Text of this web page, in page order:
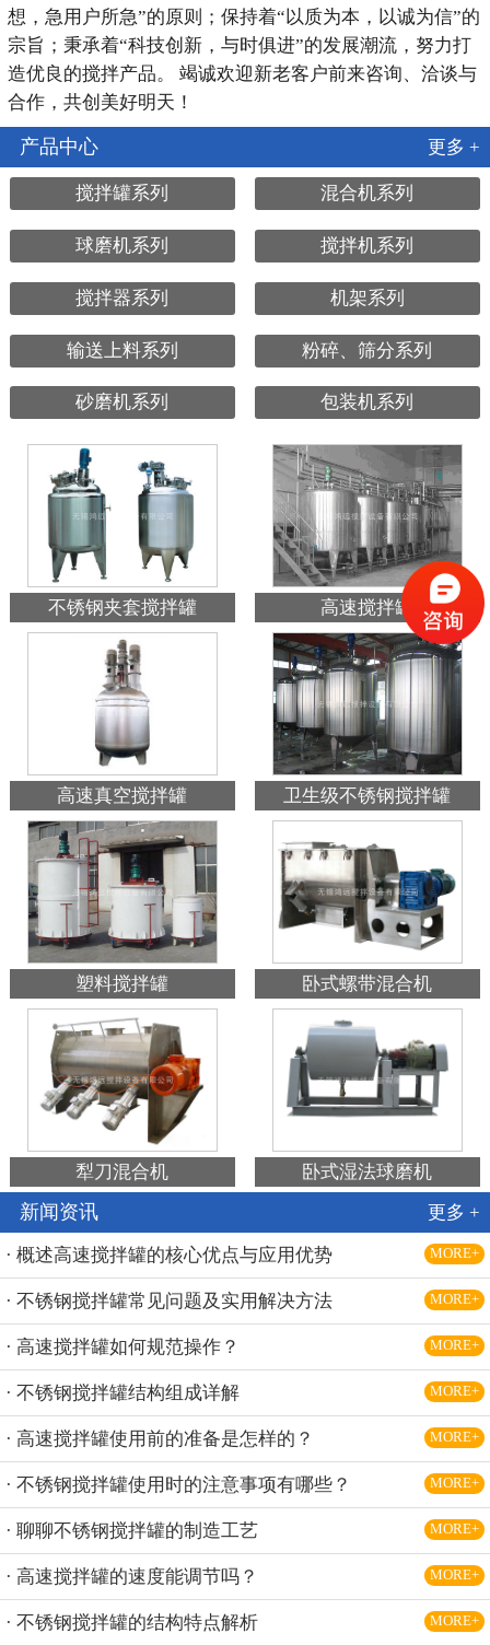
想，急用户所急”的原则；保持着“以质为本，以诚为信”的
宗旨；秉承着“科技创新，与时俱进”的发展潮流，努力打
造优良的搅拌产品。 竭诚欢迎新老客户前来咨询、洽谈与
合作，共创美好明天！
产品中心 更多 +
搅拌罐系列 混合机系列
球磨机系列 搅拌机系列
搅拌器系列 机架系列
输送上料系列 粉碎、筛分系列
砂磨机系列 包装机系列
不锈钢夹套搅拌罐 高速搅拌罐
高速真空搅拌罐 卫生级不锈钢搅拌罐
塑料搅拌罐 卧式螺带混合机
犁刀混合机 卧式湿法球磨机
新闻资讯 更多 +
· 概述高速搅拌罐的核心优点与应用优势 MORE+
· 不锈钢搅拌罐常见问题及实用解决方法 MORE+
· 高速搅拌罐如何规范操作？ MORE+
· 不锈钢搅拌罐结构组成详解 MORE+
· 高速搅拌罐使用前的准备是怎样的？ MORE+
· 不锈钢搅拌罐使用时的注意事项有哪些？ MORE+
· 聊聊不锈钢搅拌罐的制造工艺 MORE+
· 高速搅拌罐的速度能调节吗？ MORE+
· 不锈钢搅拌罐的结构特点解析 MORE+